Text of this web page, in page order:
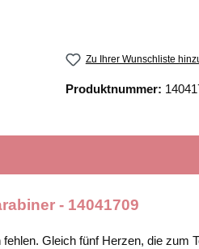
Zu Ihrer Wunschliste
Produktnummer:
- 14041709
Gleich fünf Herzen, die zum